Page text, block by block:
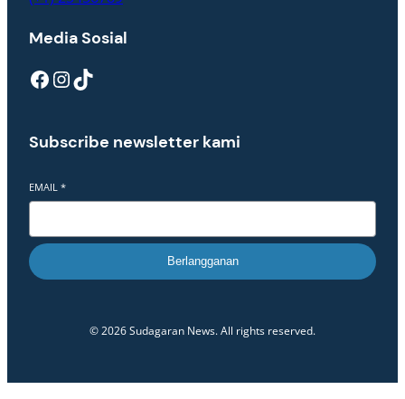
Media Sosial
Facebook InstagramTikTok
Subscribe newsletter kami
EMAIL *
Berlangganan
© 2026 Sudagaran News. All rights reserved.